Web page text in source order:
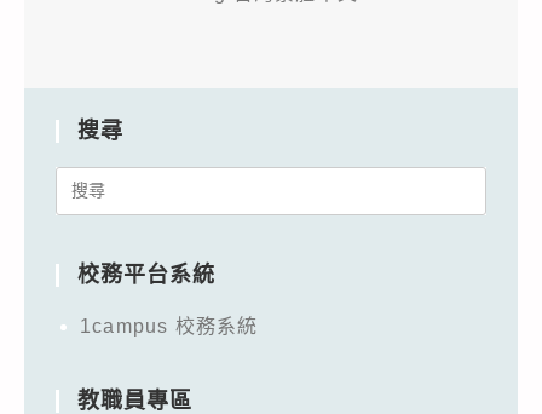
搜尋
Search
校務平台系統
1campus 校務系統
教職員專區